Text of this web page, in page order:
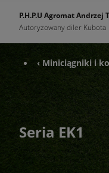
P.H.P.U Agromat Andrzej
Autoryzowany diler Kubota
‹ Miniciągniki i
Seria EK1